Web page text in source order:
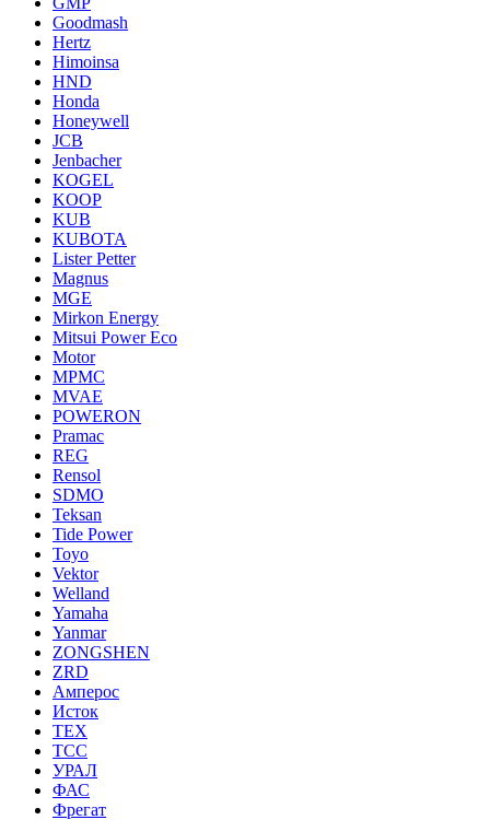
Goodmash
Hertz
Himoinsa
HND
Honda
Honeywell
JCB
Jenbacher
KOGEL
KOOP
KUB
KUBOTA
Lister Petter
Magnus
MGE
Mirkon Energy
Mitsui Power Eco
Motor
MPMC
MVAE
POWERON
Pramac
REG
Rensol
SDMO
Teksan
Tide Power
Toyo
Vektor
Welland
Yamaha
Yanmar
ZONGSHEN
ZRD
Амперос
Исток
ТЕХ
ТСС
УРАЛ
ФАС
Фрегат